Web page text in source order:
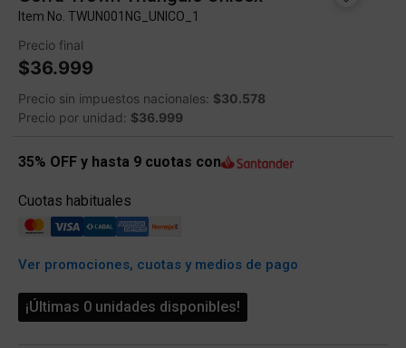
Item No. TWUN001NG_UNICO_1
Precio final
$36.999
Precio sin impuestos nacionales: $30.578
Precio por unidad: $36.999
35% OFF y hasta 9 cuotas con
Cuotas habituales
Ver promociones, cuotas y medios de pago
¡Últimas 0 unidades disponibles!